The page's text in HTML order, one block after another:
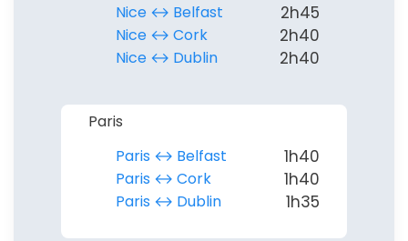
Nice ↔︎ Belfast
2h45
Nice ↔︎ Cork 2h40
Nice ↔︎ Dublin 2h40
Paris
Paris ↔︎ Belfast
1h40
Paris ↔︎ Cork 1h40
Paris ↔︎ Dublin 1h35